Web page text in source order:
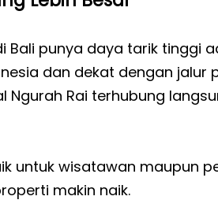
Bali punya daya tarik tinggi
dan dekat dengan jalur
Ngurah Rai terhubung
untuk wisatawan maupun
makin naik.